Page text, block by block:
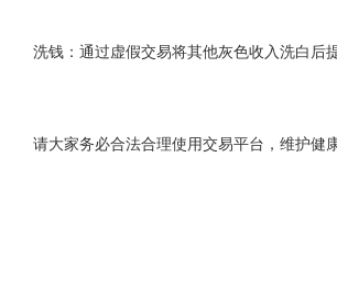
洗钱：通过虚假交易将其他灰色收入洗白后
请大家务必合法合理使用交易平台，维护健